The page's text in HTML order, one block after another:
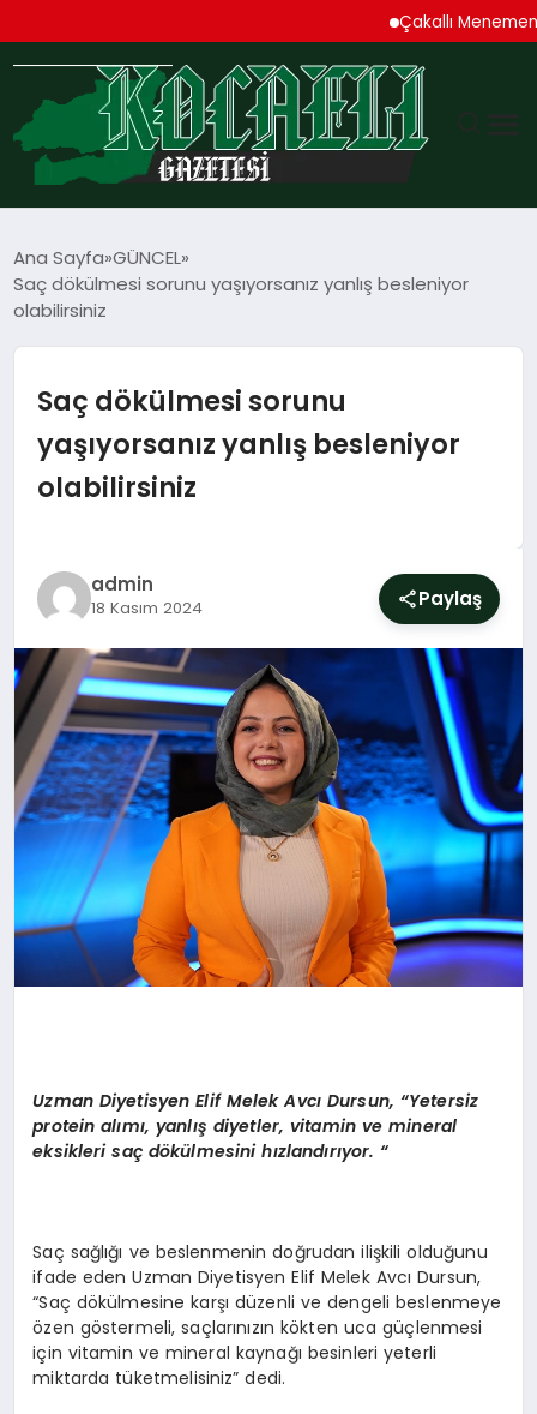
Çakallı Menemeni
TEKNOLOJI
SPOR
MAGAZIN
YAŞAM
DÜNYA
SAĞLIK
EĞITIM
Ana Sayfa GÜNCEL
Saç dökülmesi sorunu yaşıyorsanız yanlış besleniyor
olabilirsiniz
Saç dökülmesi sorunu
yaşıyorsanız yanlış besleniyor
olabilirsiniz
admin
18 Kasım 2024 Paylaş
Uzman Diyetisyen Elif Melek Avcı Dursun, “Yetersiz
protein alımı, yanlış diyetler, vitamin ve mineral
eksikleri saç dökülmesini hızlandırıyor. “
Saç sağlığı ve beslenmenin doğrudan ilişkili olduğunu
ifade eden Uzman Diyetisyen Elif Melek Avcı Dursun,
“Saç dökülmesine karşı düzenli ve dengeli beslenmeye
özen göstermeli, saçlarınızın kökten uca güçlenmesi
için vitamin ve mineral kaynağı besinleri yeterli
miktarda tüketmelisiniz” dedi.